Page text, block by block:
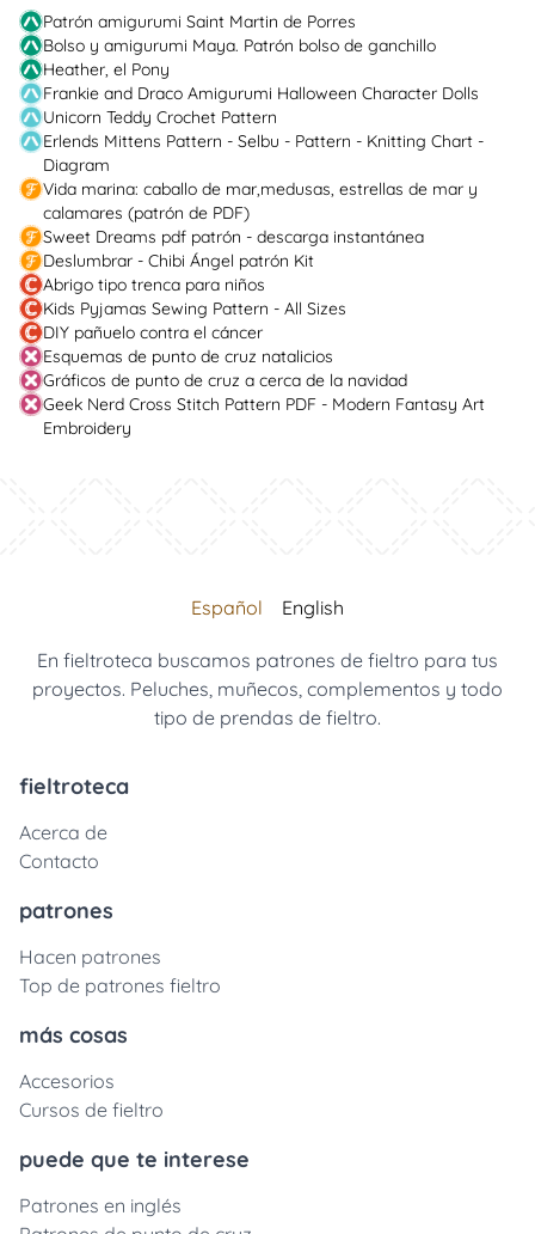
Patrón amigurumi Saint Martin de Porres
Bolso y amigurumi Maya. Patrón bolso de ganchillo
Heather, el Pony
Frankie and Draco Amigurumi Halloween Character Dolls
Unicorn Teddy Crochet Pattern
Erlends Mittens Pattern - Selbu - Pattern - Knitting Chart -
Diagram
Vida marina: caballo de mar,medusas, estrellas de mar y
calamares (patrón de PDF)
Sweet Dreams pdf patrón - descarga instantánea
Deslumbrar - Chibi Ángel patrón Kit
Abrigo tipo trenca para niños
Kids Pyjamas Sewing Pattern - All Sizes
DIY pañuelo contra el cáncer
Esquemas de punto de cruz natalicios
Gráficos de punto de cruz a cerca de la navidad
Geek Nerd Cross Stitch Pattern PDF - Modern Fantasy Art
Embroidery
Español English
En fieltroteca buscamos patrones de fieltro para tus
proyectos. Peluches, muñecos, complementos y todo
tipo de prendas de fieltro.
fieltroteca
Acerca de
Contacto
patrones
Hacen patrones
Top de patrones fieltro
más cosas
Accesorios
Cursos de fieltro
puede que te interese
Patrones en inglés